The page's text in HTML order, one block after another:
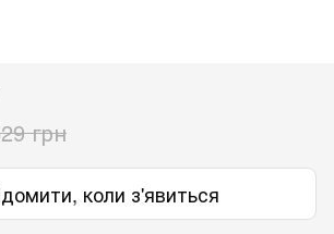
грн
коли з'явиться